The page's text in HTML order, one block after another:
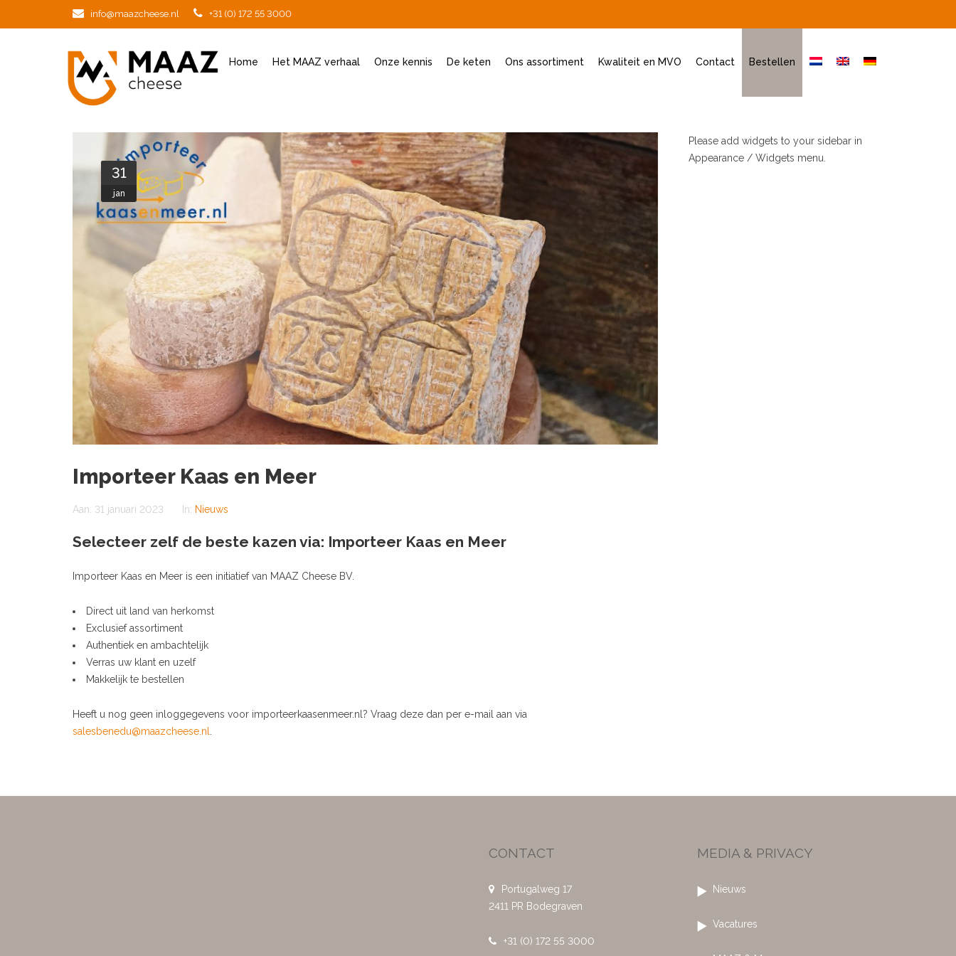
info@maazcheese.nl +31 (0) 172 55 3000
Home Het MAAZ verhaal Onze kennis De keten Ons assortiment Kwaliteit en MVO Contact Bestellen
31
jan
Importeer Kaas en Meer
Aan: 31 januari 2023 In: Nieuws
Selecteer zelf de beste kazen via: Importeer Kaas en Meer
Importeer Kaas en Meer is een initiatief van MAAZ Cheese BV.
Direct uit land van herkomst
Exclusief assortiment
Authentiek en ambachtelijk
Verras uw klant en uzelf
Makkelijk te bestellen
Heeft u nog geen inloggegevens voor importeerkaasenmeer.nl? Vraag deze dan per e-mail aan via
salesbenedu@maazcheese.nl.
Please add widgets to your sidebar in
Appearance / Widgets menu.
CONTACT
Portugalweg 17
2411 PR Bodegraven
+31 (0) 172 55 3000
MEDIA & PRIVACY
Nieuws
Vacatures